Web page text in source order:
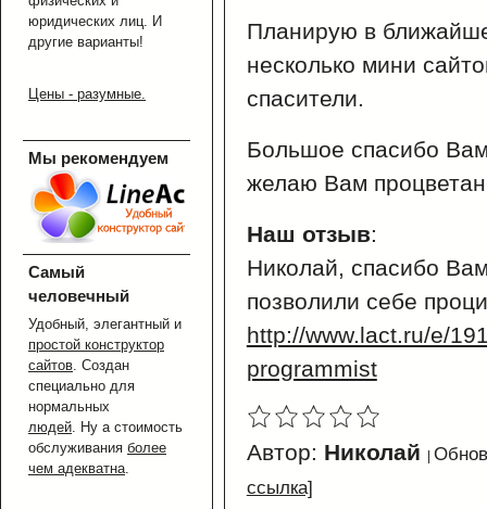
юридических лиц. И
другие варианты!
Цены - разумные.
Мы рекомендуем
Самый
человечный
Удобный, элегантный и
простой конструктор
сайтов. Создан
специально для
нормальных
людей. Ну а стоимость
обслуживания более
чем адекватна.
Планирую в
несколько мини
спасители.
Большое спасибо
желаю Вам
Наш отзыв:
Николай, спасибо
позволили себе
http://www.lact.ru/e/
programmist
Автор: Николай
ссылка]